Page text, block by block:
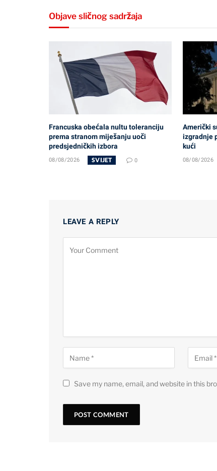
Objave sličnog sadržaja
Francuska obećala nultu toleranciju
prema stranom miješanju uoči
predsjedničkih izbora
08/08/2026 SVIJET 0
Američki
izgradnje
kući
08/08/2026
LEAVE A REPLY
Save my name, email, and website in this